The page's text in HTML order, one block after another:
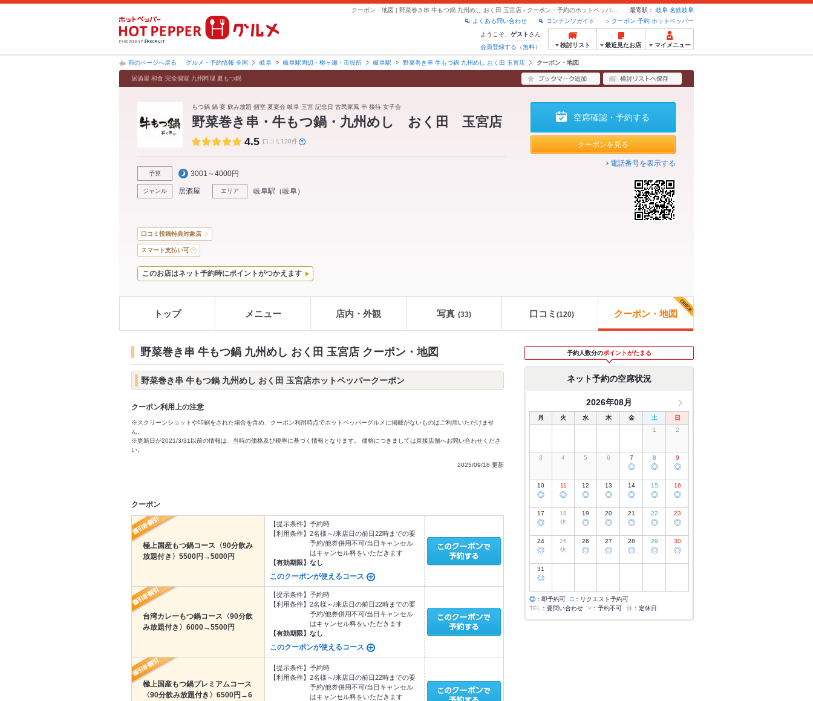
最寄駅： 岐阜 名鉄岐阜
クーポン 予約 ホットペッパー
コンテンツガイド
よくある問い合わせ
ようこそ、 ゲスト さん
会員登録する（無料）
検討リスト 最近見たお店 マイメニュー
前のページへ戻る グルメ・予約情報 全国 岐阜 岐阜駅周辺・柳ヶ瀬・市役所 岐阜駅 野菜巻き串 牛もつ鍋 九州めし おく田 玉宮店 クーポン・地図
居酒屋 和食 完全個室 九州料理 夏もつ鍋
もつ鍋 鍋 宴 飲み放題 個室 夏宴会 岐阜 玉宮 記念日 古民家風 串 接待 女子会
野菜巻き串・牛もつ鍋・九州めし おく田 玉宮店
4.5 口コミ120件
予算 3001～4000円
ジャンル 居酒屋 エリア 岐阜駅 （岐阜）
空席確認・予約する
クーポンを見る
電話番号を表示する
口コミ投稿特典対象店
スマート支払い可
このお店はネット予約時にポイントがつかえます
トップ メニュー 店内・外観 写真 (33) 口コミ (120) クーポン・地図
野菜巻き串 牛もつ鍋 九州めし おく田 玉宮店 クーポン・地図
野菜巻き串 牛もつ鍋 九州めし おく田 玉宮店ホットペッパークーポン
クーポン利用上の注意
※スクリーンショットや印刷をされた場合を含め、クーポン利用時点でホットペッパーグルメに掲載がないものはご利用いただけませ
ん。
※更新日が2021/3/31以前の情報は、当時の価格及び税率に基づく情報となります。 価格につきましては直接店舗へお問い合わせくださ
い。
2025/09/18 更新
クーポン
極上国産もつ鍋コース〈90分飲み
放題付き〉5500円→5000円
【提示条件】 予約時
【利用条件】 2名様～/来店日の前日22時までの要
予約/他券併用不可/当日キャンセル
はキャンセル料をいただきます
【有効期限】 なし
このクーポンが使えるコース
台湾カレーもつ鍋コース〈90分飲
み放題付き〉6000→5500円
【提示条件】 予約時
【利用条件】 2名様～/来店日の前日22時までの要
予約/他券併用不可/当日キャンセル
はキャンセル料をいただきます
【有効期限】 なし
このクーポンが使えるコース
極上国産もつ鍋プレミアムコース
〈90分飲み放題付き〉6500円→6
【提示条件】 予約時
【利用条件】 2名様～/来店日の前日22時までの要
予約/他券併用不可/当日キャンセル
はキャンセル料をいただきます
予約人数分のポイントがたまる
ネット予約の空席状況
2026年08月
月 火 水 木 金 土
日
1
2
3 4 5 6 7
◎
8
◎
9
◎
10
◎
11
◎
12
◎
13
◎
14
◎
15
◎
16
◎
17
◎
18
休
19
◎
20
◎
21
◎
22
◎
23
◎
24
◎
25
休
26
◎
27
◎
28
◎
29
◎
30
◎
31
◎
◎ ：即予約可 □ ：リクエスト予約可
TEL
：要問い合わせ × ：予約不可 休 ：定休日